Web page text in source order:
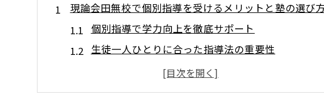
現論会田無校で個別指導を受けるメリットと塾の選び
個別指導で学力向上を徹底サポート
生徒一人ひとりに合った指導法の重要性
現論会田無校の実績と信頼
田無駅からのアクセスの良さ